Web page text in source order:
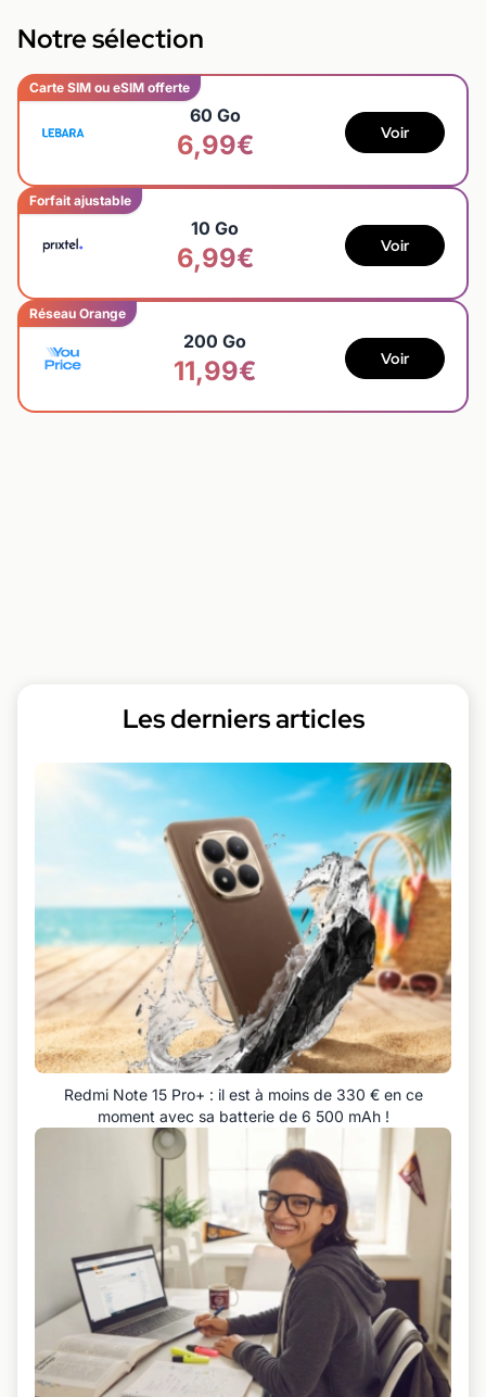
Notre sélection
Carte SIM ou eSIM offerte
60 Go
6,99€ Voir
Forfait ajustable
10 Go
6,99€ Voir
Réseau Orange
200 Go
11,99€ Voir
Les derniers articles
Redmi Note 15 Pro+ : il est à moins de 330 € en ce
moment avec sa batterie de 6 500 mAh !